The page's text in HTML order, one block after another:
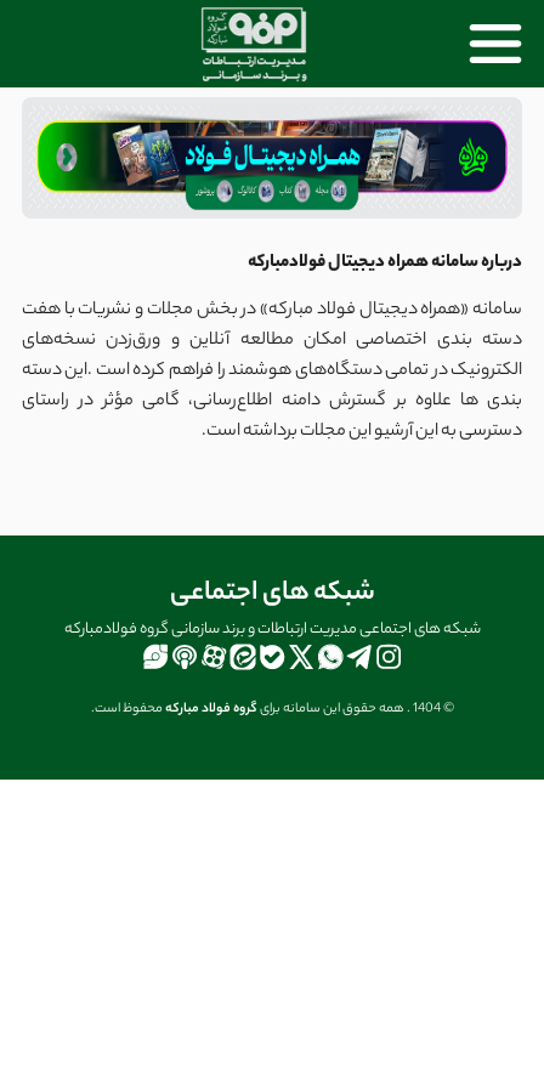
درباره سامانه همراه دیجیتال فولادمبارکه
سامانه «همراه دیجیتال فولاد مبارکه» در بخش مجلات و نشریات با هفت
دسته بندی اختصاصی امکان مطالعه آنلاین و ورق‌زدن نسخه‌های
الکترونیک در تمامی دستگاه‌های هوشمند را فراهم کرده است .این دسته
بندی ها علاوه بر گسترش دامنه اطلاع‌رسانی، گامی مؤثر در راستای
دسترسی به این آرشیو این مجلات برداشته است.
شبکه های اجتماعی
شبکه های اجتماعی مدیریت ارتباطات و برند سازمانی گروه فولادمبارکه
© 1404 . همه حقوق این سامانه برای گروه فولاد مبارکهمحفوظ است.